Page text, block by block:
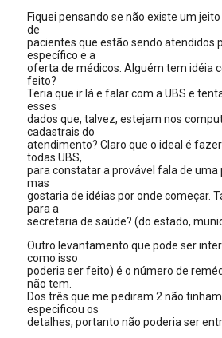
Fiquei pensando se não existe um
de
pacientes que estão sendo atendidos
específico e a
oferta de médicos. Alguém tem idéia
feito?
Teria que ir lá e falar com a UBS e
esses
dados que, talvez, estejam nos
cadastrais do
atendimento? Claro que o ideal é
todas UBS,
para constatar a provável fala de uma
mas
gostaria de idéias por onde começar.
para a
secretaria de saúde? (do estado,
Outro levantamento que pode ser
como isso
poderia ser feito) é o número de
não tem.
Dos três que me pediram 2 não
especificou os
detalhes, portanto não poderia ser